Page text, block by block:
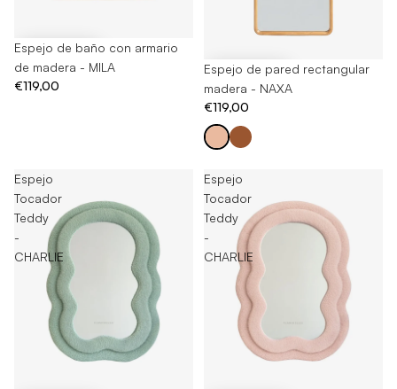
Espejo de baño con armario
de madera - MILA
€119,00
Espejo de pared rectangular
madera - NAXA
€119,00
Espejo
Tocador
Teddy
-
CHARLIE
Espejo
Tocador
Teddy
-
CHARLIE